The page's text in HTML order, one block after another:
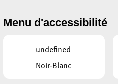
ACTUALITÉS
Menu d'accessibilité
undefined
Noir-Blanc